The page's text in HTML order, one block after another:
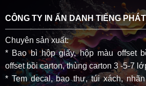
CÔNG TY IN ẤN DANH TIẾNG PHÁT
Chuyên sản xuất:
* Bao bì hộp giấy, hộp màu offset
offset bồi carton, thùng carton 3 -5-7
* Tem decal, bao thư, túi xách,